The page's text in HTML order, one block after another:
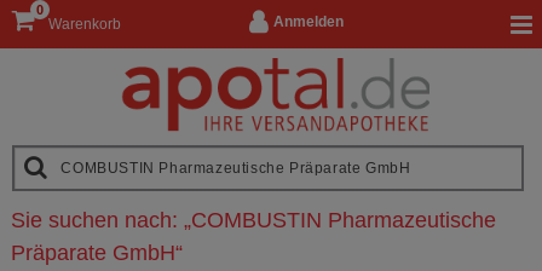
Anmelden
Warenkorb
0
Sie suchen nach: „COMBUSTIN Pharmazeutische
Präparate GmbH“